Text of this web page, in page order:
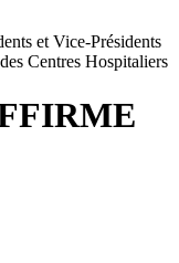
et Vice-Présidents
Centres Hospitaliers